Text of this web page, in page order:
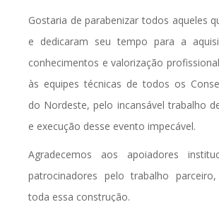
Gostaria de parabenizar todos aqueles
e dedicaram seu tempo para a
conhecimentos e valorização
às equipes técnicas de todos os
do Nordeste, pelo incansável trabalho
e execução desse evento impecável.
Agradecemos aos apoiadores
patrocinadores pelo trabalho
toda essa construção.